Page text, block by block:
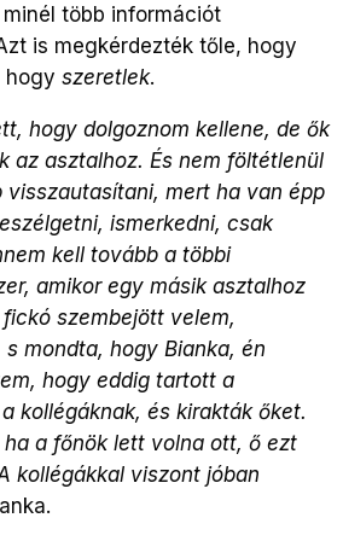
több információt
is megkérdezték tőle, hogy
hogy szeretlek.
hogy dolgoznom kellene, de ők
az asztalhoz. És nem föltétlenül
visszautasítani, mert ha van épp
ismerkedni, csak
kell tovább a többi
amikor egy másik asztalhoz
szembejött velem,
mondta, hogy Bianka, én
hogy eddig tartott a
kollégáknak, és kirakták őket.
a főnök lett volna ott, ő ezt
kollégákkal viszont jóban